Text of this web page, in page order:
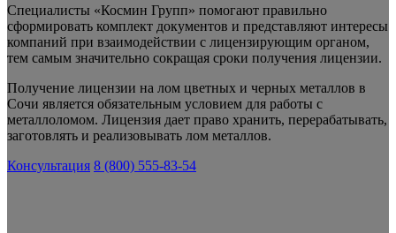
Специалисты «Космин Групп» помогают правильно
сформировать комплект документов и представляют интересы
компаний при взаимодействии с лицензирующим органом,
тем самым значительно сокращая сроки получения лицензии.
Получение лицензии на лом цветных и черных металлов в
Сочи является обязательным условием для работы с
металлоломом. Лицензия дает право хранить, перерабатывать,
заготовлять и реализовывать лом металлов.
Консультация 8 (800) 555-83-54